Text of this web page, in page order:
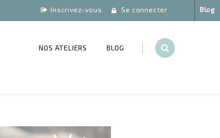
Blog
Inscrivez-vous Se connecter
NOS ATELIERS BLOG